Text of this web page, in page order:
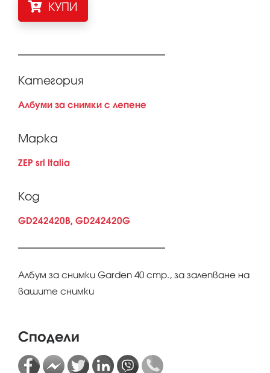
КУПИ
Категория
Албуми за снимки с лепене
Марка
ZEP srl Italia
Код
GD242420B, GD242420G
Албум за снимки Garden 40 стр., за залепване на
вашите снимки
Сподели